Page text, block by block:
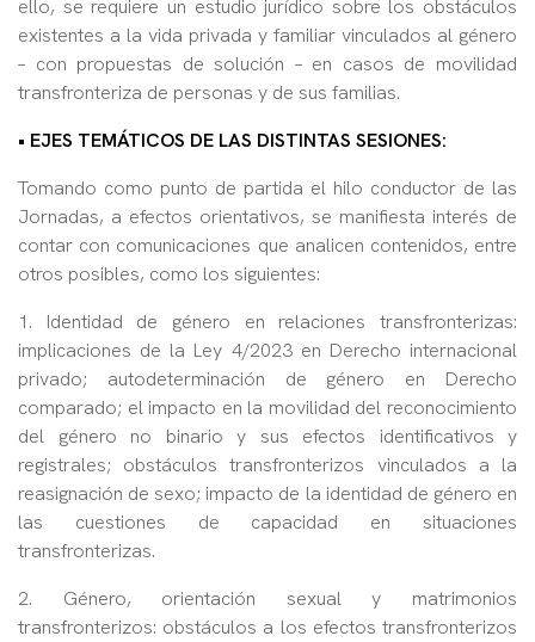
ello, se requiere un estudio jurídico sobre los obstáculos
existentes a la vida privada y familiar vinculados al género
– con propuestas de solución – en casos de movilidad
transfronteriza de personas y de sus familias.
• EJES TEMÁTICOS DE LAS DISTINTAS SESIONES:
Tomando como punto de partida el hilo conductor de las
Jornadas, a efectos orientativos, se manifiesta interés de
contar con comunicaciones que analicen contenidos, entre
otros posibles, como los siguientes:
1. Identidad de género en relaciones transfronterizas:
implicaciones de la Ley 4/2023 en Derecho internacional
privado; autodeterminación de género en Derecho
comparado; el impacto en la movilidad del reconocimiento
del género no binario y sus efectos identificativos y
registrales; obstáculos transfronterizos vinculados a la
reasignación de sexo; impacto de la identidad de género en
las cuestiones de capacidad en situaciones
transfronterizas.
2. Género, orientación sexual y matrimonios
transfronterizos: obstáculos a los efectos transfronterizos